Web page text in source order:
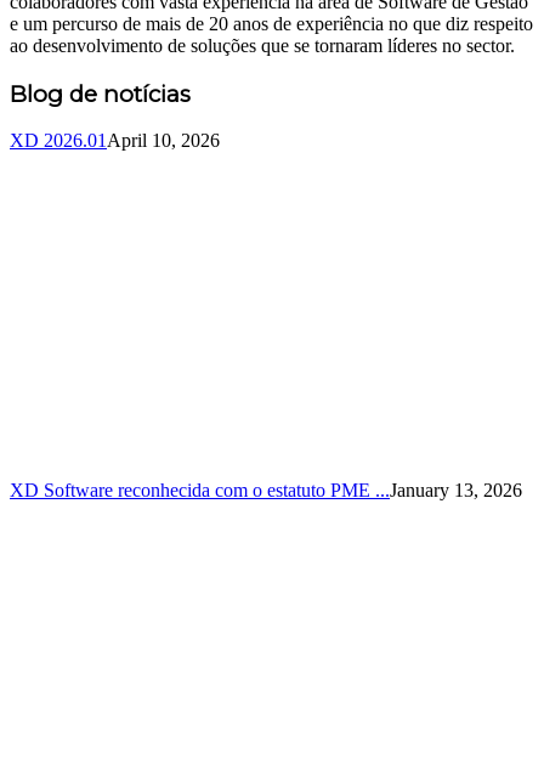
e um percurso de mais de 20 anos de experiência no que diz respeito
ao desenvolvimento de soluções que se tornaram líderes no sector.
Blog de notícias
XD 2026.01 April 10, 2026
XD Software reconhecida com o estatuto PME ...January 13, 2026